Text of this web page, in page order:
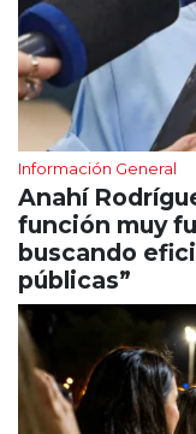
Información General
Anahí
función muy
buscando
públicas”